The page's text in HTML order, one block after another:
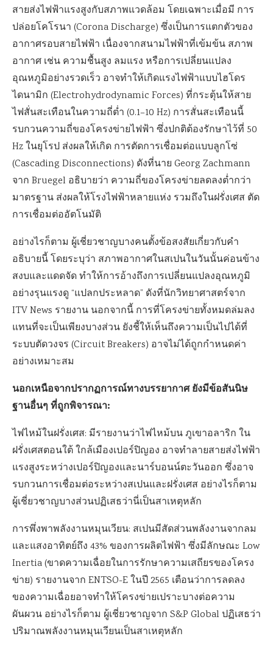
สายส่งไฟฟ้าแรงสูงกับสภาพแวดล้อม โดยเฉพาะเมื่อมี การ
ปล่อยโคโรนา (Corona Discharge) ซึ่งเป็นการแตกตัวของ
อากาศรอบสายไฟฟ้า เนื่องจากสนามไฟฟ้าที่เข้มข้น สภาพ
อากาศ เช่น ความชื้นสูง ลมแรง หรือการเปลี่ยนแปลง
อุณหภูมิอย่างรวดเร็ว อาจทำให้เกิดแรงไฟฟ้าแบบไฮโดร
ไดนามิก (Electrohydrodynamic Forces) ที่กระตุ้นให้สาย
ไฟสั่นสะเทือนในความถี่ต่ำ (0.1–10 Hz) การสั่นสะเทือนนี้
รบกวนความถี่ของโครงข่ายไฟฟ้า ซึ่งปกติต้องรักษาไว้ที่ 50
Hz ในยุโรป ส่งผลให้เกิด การตัดการเชื่อมต่อแบบลูกโซ่
(Cascading Disconnections) ดังที่นาย Georg Zachmann
จาก Bruegel อธิบายว่า ความถี่ของโครงข่ายลดลงต่ำกว่า
มาตรฐาน ส่งผลให้โรงไฟฟ้าหลายแห่ง รวมถึงในฝรั่งเศส ตัด
การเชื่อมต่ออัตโนมัติ
อย่างไรก็ตาม ผู้เชี่ยวชาญบางคนตั้งข้อสงสัยเกี่ยวกับคำ
อธิบายนี้ โดยระบุว่า สภาพอากาศในสเปนในวันนั้นค่อนข้าง
สงบและแดดจัด ทำให้การอ้างถึงการเปลี่ยนแปลงอุณหภูมิ
อย่างรุนแรงดู “แปลกประหลาด” ดังที่นักวิทยาศาสตร์จาก
ITV News รายงาน นอกจากนี้ การที่โครงข่ายทั้งหมดล่มลง
แทนที่จะเป็นเพียงบางส่วน ยังชี้ให้เห็นถึงความเป็นไปได้ที่
ระบบตัดวงจร (Circuit Breakers) อาจไม่ได้ถูกกำหนดค่า
อย่างเหมาะสม
นอกเหนือจากปรากฏการณ์ทางบรรยากาศ ยังมีข้อสันนิษ
ฐานอื่นๆ ที่ถูกพิจารณา:
ไฟไหม้ในฝรั่งเศส: มีรายงานว่าไฟไหม้บน ภูเขาอลาริก ใน
ฝรั่งเศสตอนใต้ ใกล้เมืองเปอร์ปิญอง อาจทำลายสายส่งไฟฟ้า
แรงสูงระหว่างเปอร์ปิญองและนาร์บอนน์ตะวันออก ซึ่งอาจ
รบกวนการเชื่อมต่อระหว่างสเปนและฝรั่งเศส อย่างไรก็ตาม
ผู้เชี่ยวชาญบางส่วนปฏิเสธว่านี่เป็นสาเหตุหลัก
การพึ่งพาพลังงานหมุนเวียน: สเปนมีสัดส่วนพลังงานจากลม
และแสงอาทิตย์ถึง 43% ของการผลิตไฟฟ้า ซึ่งมีลักษณะ Low
Inertia (ขาดความเฉื่อยในการรักษาความเสถียรของโครง
ข่าย) รายงานจาก ENTSO-E ในปี 2565 เตือนว่าการลดลง
ของความเฉื่อยอาจทำให้โครงข่ายเปราะบางต่อความ
ผันผวน อย่างไรก็ตาม ผู้เชี่ยวชาญจาก S&P Global ปฏิเสธว่า
ปริมาณพลังงานหมุนเวียนเป็นสาเหตุหลัก